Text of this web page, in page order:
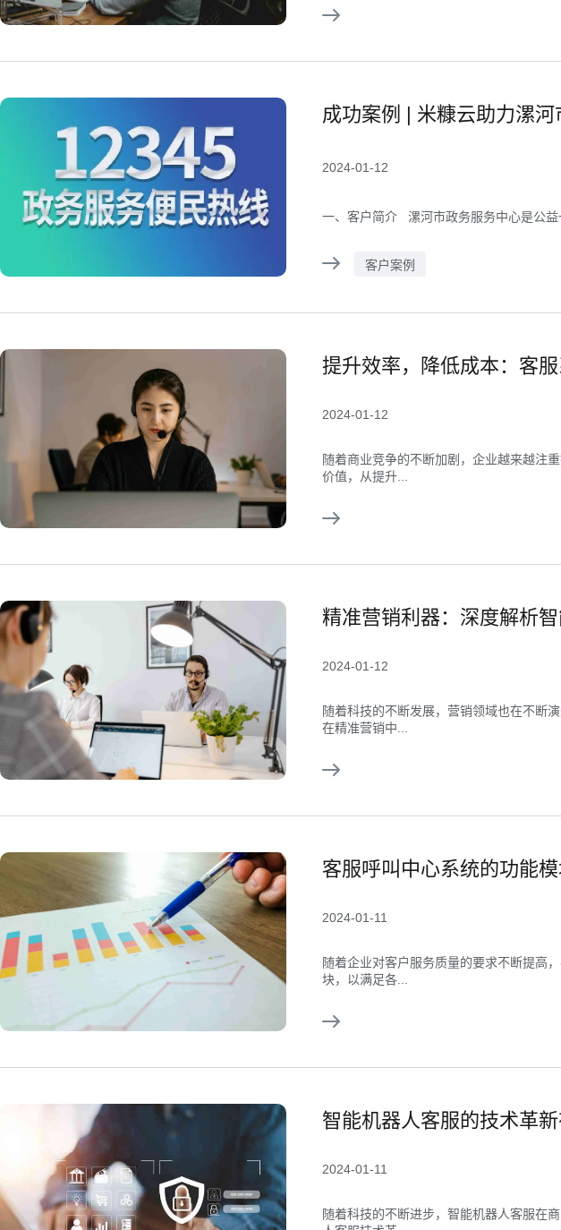
成功案例 | 米糠云助力漯
2024-01-12
一、客户简介 漯河市政务服务中心是公益
客户案例
提升效率，降低成本：客
2024-01-12
随着商业竞争的不断加剧，企业越来越注
价值，从提升...
精准营销利器：深度解析
2024-01-12
随着科技的不断发展，营销领域也在不断
在精准营销中...
客服呼叫中心系统的功能模
2024-01-11
随着企业对客户服务质量的要求不断提高
块，以满足各...
智能机器人客服的技术革新
2024-01-11
随着科技的不断进步，智能机器人客服在